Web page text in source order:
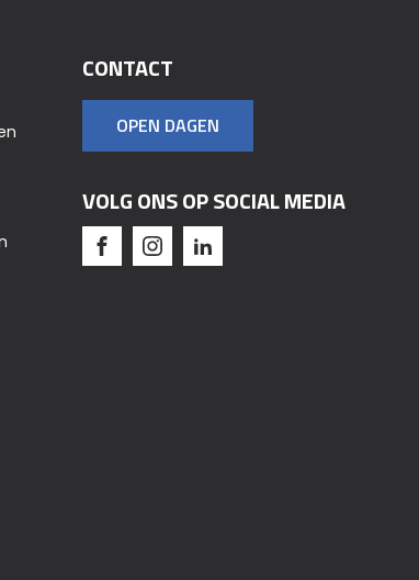
CONTACT
OPEN DAGEN
VOLG ONS OP SOCIAL MEDIA